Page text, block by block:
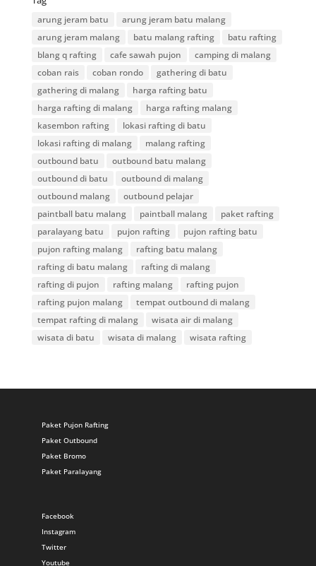
arung jeram batu
arung jeram batu malang
arung jeram malang
batu malang rafting
batu rafting
blang q rafting
cafe sawah pujon
camping di malang
coban rais
coban rondo
gathering di batu
gathering di malang
harga rafting batu
harga rafting di malang
harga rafting malang
kasembon rafting
lokasi rafting di batu
lokasi rafting di malang
malang rafting
outbound batu
outbound batu malang
outbound di batu
outbound di malang
outbound malang
outbound pelajar
paintball batu malang
paintball malang
paket rafting
paralayang batu
pujon rafting
pujon rafting batu
pujon rafting malang
rafting batu malang
rafting di batu malang
rafting di malang
rafting di pujon
rafting malang
rafting pujon
rafting pujon malang
tempat outbound di malang
tempat rafting di malang
wisata air di malang
wisata di batu
wisata di malang wisata rafting
Paket Pujon Rafting
Paket Outbound
Paket Bromo
Paket Paralayang
Facebook
Instagram
Twitter
Youtube